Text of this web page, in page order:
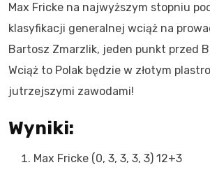
Max Fricke na najwyższym stopniu
klasyfikacji generalnej wciąż na
Bartosz Zmarzlik, jeden punkt przed
Wciąż to Polak będzie w złotym
jutrzejszymi zawodami!
Wyniki:
Max Fricke (0, 3, 3, 3, 3) 12+3